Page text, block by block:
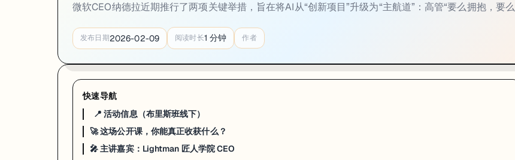
微软 CEO 纳德拉近期推行了两项关键举措，旨在将 AI 从“创新项目”升级为“主航道”：高管“要么拥抱，要么离开”！
微软CEO纳德拉近期推行了两项关键举措，旨在将AI从“创新项目”升级为“主航道”：高管“要么拥抱，要么
发布日期2026-02-09 阅读时长1 分钟 作者
快速导航
📍 活动信息（布里斯班线下）
🚀 这场公开课，你能真正收获什么？
🎤 主讲嘉宾：Lightman 匠人学院 CEO